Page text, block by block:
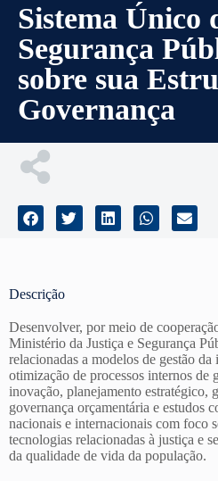
Sistema Único
Segurança
sobre sua
Governança
Descrição
Desenvolver, por meio de
Ministério da Justiça e Segurança
relacionadas a modelos de gestão
otimização de processos internos de
inovação, planejamento estratégico,
governança orçamentária e estudos
nacionais e internacionais com foco
tecnologias relacionadas à justiça e
da qualidade de vida da população.